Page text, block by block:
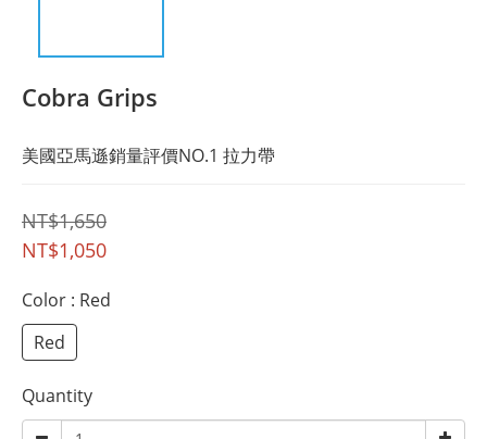
Cobra Grips
美國亞馬遜銷量評價NO.1 拉力帶
NT$1,650
NT$1,050
Color : Red
Red
Quantity